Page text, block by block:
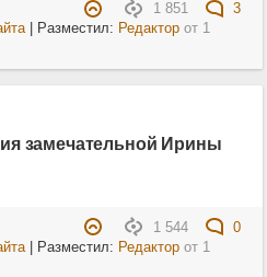
1 851
3
| Разместил: Редакторот 1
замечательной Ирины
1 544
0
| Разместил: Редакторот 1